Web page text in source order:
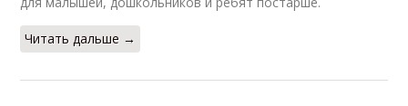
Читать дальше →